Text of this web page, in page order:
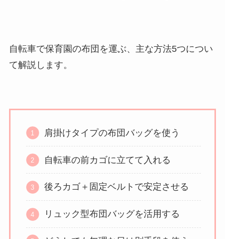
自転車で保育園の布団を運ぶ、主な方法5つについ
て解説します。
肩掛けタイプの布団バッグを使う
自転車の前カゴに立てて入れる
後ろカゴ＋固定ベルトで安定させる
リュック型布団バッグを活用する